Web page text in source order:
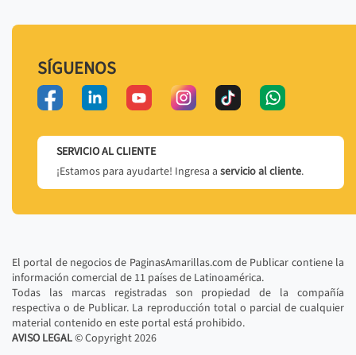
SÍGUENOS
SERVICIO AL CLIENTE
¡Estamos para ayudarte! Ingresa a servicio al cliente.
El portal de negocios de PaginasAmarillas.com de Publicar contiene la
información comercial de 11 países de Latinoamérica.
Todas las marcas registradas son propiedad de la compañía
respectiva o de Publicar. La reproducción total o parcial de cualquier
material contenido en este portal está prohibido.
AVISO LEGAL© Copyright2026